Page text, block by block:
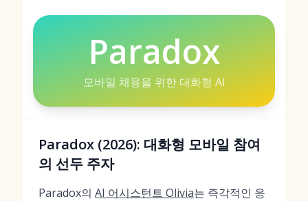
Paradox
모바일 채용을 위한 대화형 AI
Paradox (2026): 대화형 모바일 참여
의 선두 주자
Paradox의 AI 어시스턴트 Olivia는 즉각적인 응